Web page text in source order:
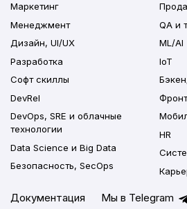
Маркетинг
Менеджмент
Дизайн, UI/UX
Разработка
Софт скиллы
DevRel
DevOps, SRE и облачные
технологии
Data Science и Big Data
Безопасность, SecOps
QA и
ML/AI
IoT
HR
Документация
Мы в Telegram